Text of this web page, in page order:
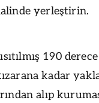
yerleştirin.
190
kadar
alıp